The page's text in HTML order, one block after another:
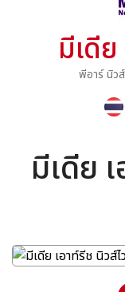
มีเดีย
พีอาร์ นิว
มีเดีย